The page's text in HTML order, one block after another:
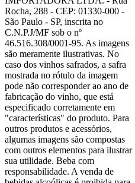
Rocha, 288 - CEP: 01330-000 -
São Paulo - SP, inscrita no
C.N.P.J/MF sob o nº
46.516.308/0001-95. As imagens
são meramente ilustrativas. No
caso dos vinhos safrados, a safra
mostrada no rótulo da imagem
pode não corresponder ao ano de
fabricação do vinho, que está
especificado corretamente em
"características" do produto. Para
outros produtos e acessórios,
algumas imagens são compostas
com outros elementos para ilustrar
sua utilidade. Beba com
responsabilidade. A venda de